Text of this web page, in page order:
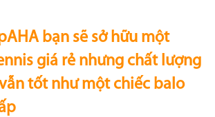
bạn sẽ sở hữu một
giá rẻ nhưng chất lượng
tốt như một chiếc balo